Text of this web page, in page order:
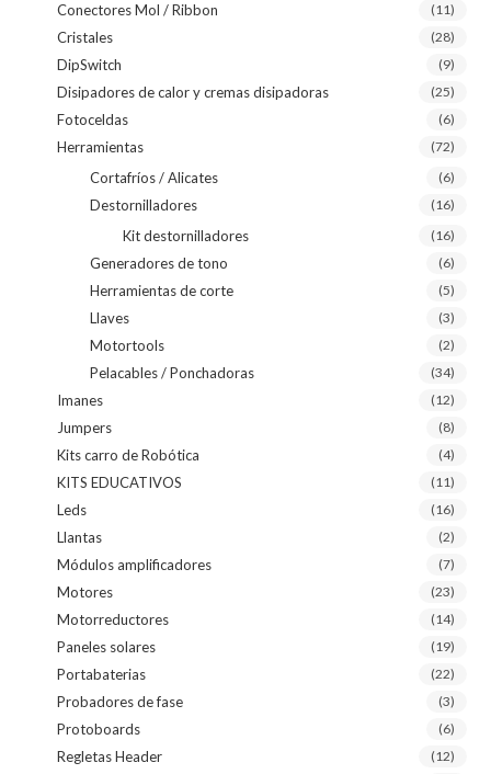
Conectores Mol / Ribbon (11)
Cristales (28)
DipSwitch (9)
Disipadores de calor y cremas disipadoras (25)
Fotoceldas (6)
Herramientas (72)
Cortafríos / Alicates (6)
Destornilladores (16)
Kit destornilladores (16)
Generadores de tono (6)
Herramientas de corte (5)
Llaves (3)
Motortools (2)
Pelacables / Ponchadoras (34)
Imanes (12)
Jumpers (8)
Kits carro de Robótica (4)
KITS EDUCATIVOS (11)
Leds (16)
Llantas (2)
Módulos amplificadores (7)
Motores (23)
Motorreductores (14)
Paneles solares (19)
Portabaterias (22)
Probadores de fase (3)
Protoboards (6)
Regletas Header (12)